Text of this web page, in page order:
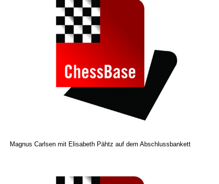
Magnus Carlsen mit Elisabeth Pähtz auf dem Abschlussbankett